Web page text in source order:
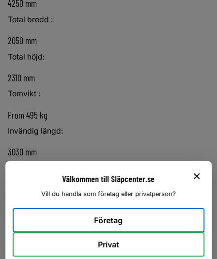
4250 mm
Total bredd :
2050 mm
Total höjd:
2310 mm
Tomvikt :
From 495 kg
Invändig längd:
3030 mm
Välj totalvikt 750 till 1300 kg
Välkommen till Släpcenter.se
Vill du handla som företag eller privatperson?
Företag
Privat